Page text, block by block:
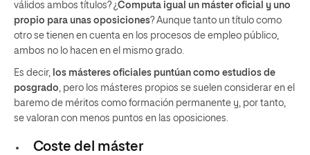
válidos ambos títulos? ¿Computa igual un máster oficial y uno
propio para unas oposiciones? Aunque tanto un título como
otro se tienen en cuenta en los procesos de empleo público,
ambos no lo hacen en el mismo grado.
Es decir, los másteres oficiales puntúan como estudios de
posgrado, pero los másteres propios se suelen considerar en el
baremo de méritos como formación permanente y, por tanto,
se valoran con menos puntos en las oposiciones.
Coste del máster